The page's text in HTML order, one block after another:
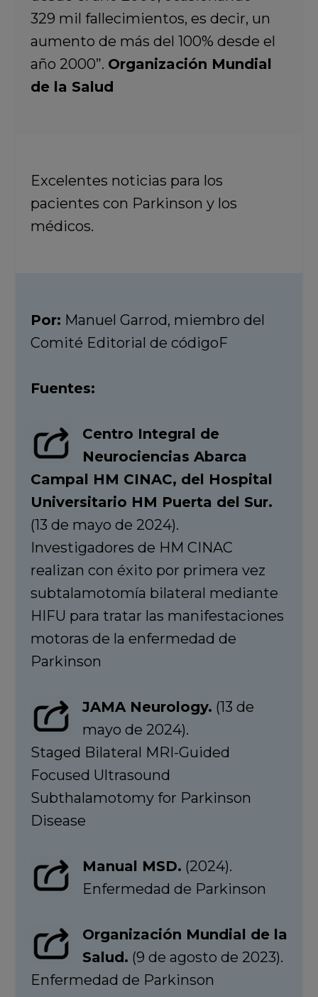
329 mil fallecimientos, es decir, un
aumento de más del 100% desde el
año 2000”. Organización Mundial
de la Salud
Excelentes noticias para los
pacientes con Parkinson y los
médicos.
Por: Manuel Garrod, miembro del
Comité Editorial de códigoF
Fuentes:
Centro Integral de
Neurociencias Abarca
Campal HM CINAC, del Hospital
Universitario HM Puerta del Sur.
(13 de mayo de 2024).
Investigadores de HM CINAC
realizan con éxito por primera vez
subtalamotomía bilateral mediante
HIFU para tratar las manifestaciones
motoras de la enfermedad de
Parkinson
JAMA Neurology. (13 de
mayo de 2024).
Staged Bilateral MRI-Guided
Focused Ultrasound
Subthalamotomy for Parkinson
Disease
Manual MSD. (2024).
Enfermedad de Parkinson
Organización Mundial de la
Salud. (9 de agosto de 2023).
Enfermedad de Parkinson